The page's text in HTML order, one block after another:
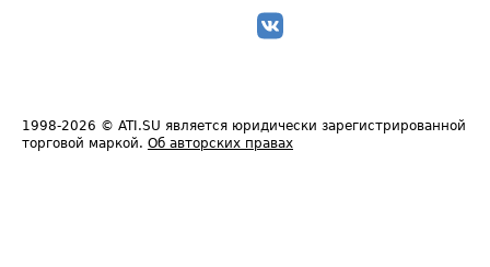
1998-2026 © ATI.SU является юридически зарегистрированной
торговой маркой. Об авторских правах